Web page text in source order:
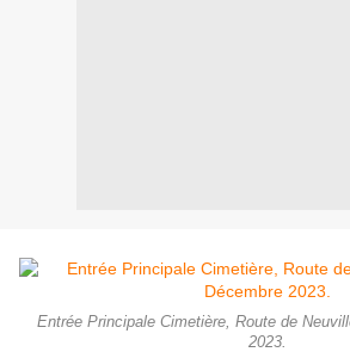
Entrée Principale Cimetière, Route de
2023.